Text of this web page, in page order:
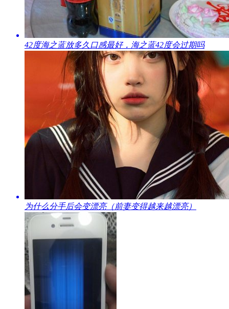
​42度海之蓝放多久口感最好，海之蓝42度会过期吗
​为什么分手后会变漂亮（前妻变得越来越漂亮）